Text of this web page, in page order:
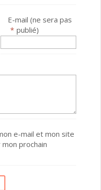
E-mail (ne sera pas
publié)
*
e-mail et mon site
prochain